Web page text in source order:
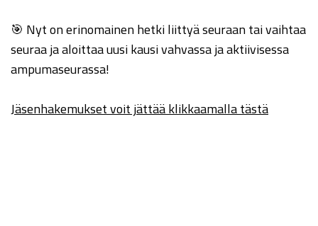
🎯 Nyt on erinomainen hetki liittyä seuraan tai vaihtaa
seuraa ja aloittaa uusi kausi vahvassa ja aktiivisessa
ampumaseurassa!
Jäsenhakemukset voit jättää klikkaamalla tästä